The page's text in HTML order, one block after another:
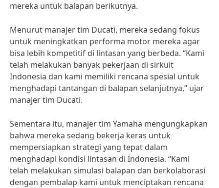
mereka untuk balapan berikutnya.
Menurut manajer tim Ducati, mereka sedang fokus
untuk meningkatkan performa motor mereka agar
bisa lebih kompetitif di lintasan yang berbeda. “Kami
telah melakukan banyak pekerjaan di sirkuit
Indonesia dan kami memiliki rencana spesial untuk
menghadapi tantangan di balapan selanjutnya,” ujar
manajer tim Ducati.
Sementara itu, manajer tim Yamaha mengungkapkan
bahwa mereka sedang bekerja keras untuk
mempersiapkan strategi yang tepat dalam
menghadapi kondisi lintasan di Indonesia. “Kami
telah melakukan simulasi balapan dan berkolaborasi
dengan pembalap kami untuk menciptakan rencana